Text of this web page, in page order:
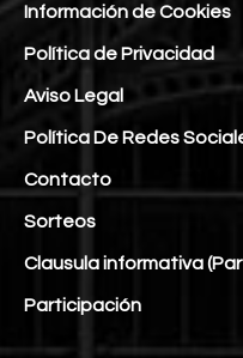
Información de Cookies
Política de Privacidad
Aviso Legal
Política De Redes
Contacto
Sorteos
Clausula informativa
Participación